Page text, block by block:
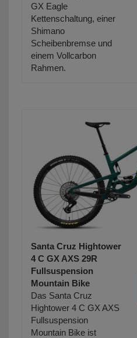
GX Eagle
Kettenschaltung, einer
Shimano
Scheibenbremse und
einem Vollcarbon
Rahmen.
Santa Cruz Hightower
4 C GX AXS 29R
Fullsuspension
Mountain Bike
Das Santa Cruz
Hightower 4 C GX AXS
Fullsuspension
Mountain Bike ist